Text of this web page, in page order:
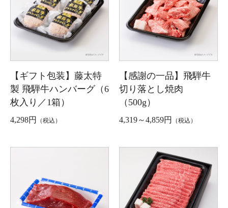
【ギフト包装】藤太特
製 飛騨牛ハンバーグ（6
枚入り／1箱）
4,298円 （税込）
【感謝の一品】飛騨牛
切り落とし焼肉
（500g）
4,319～4,859円 （税込）